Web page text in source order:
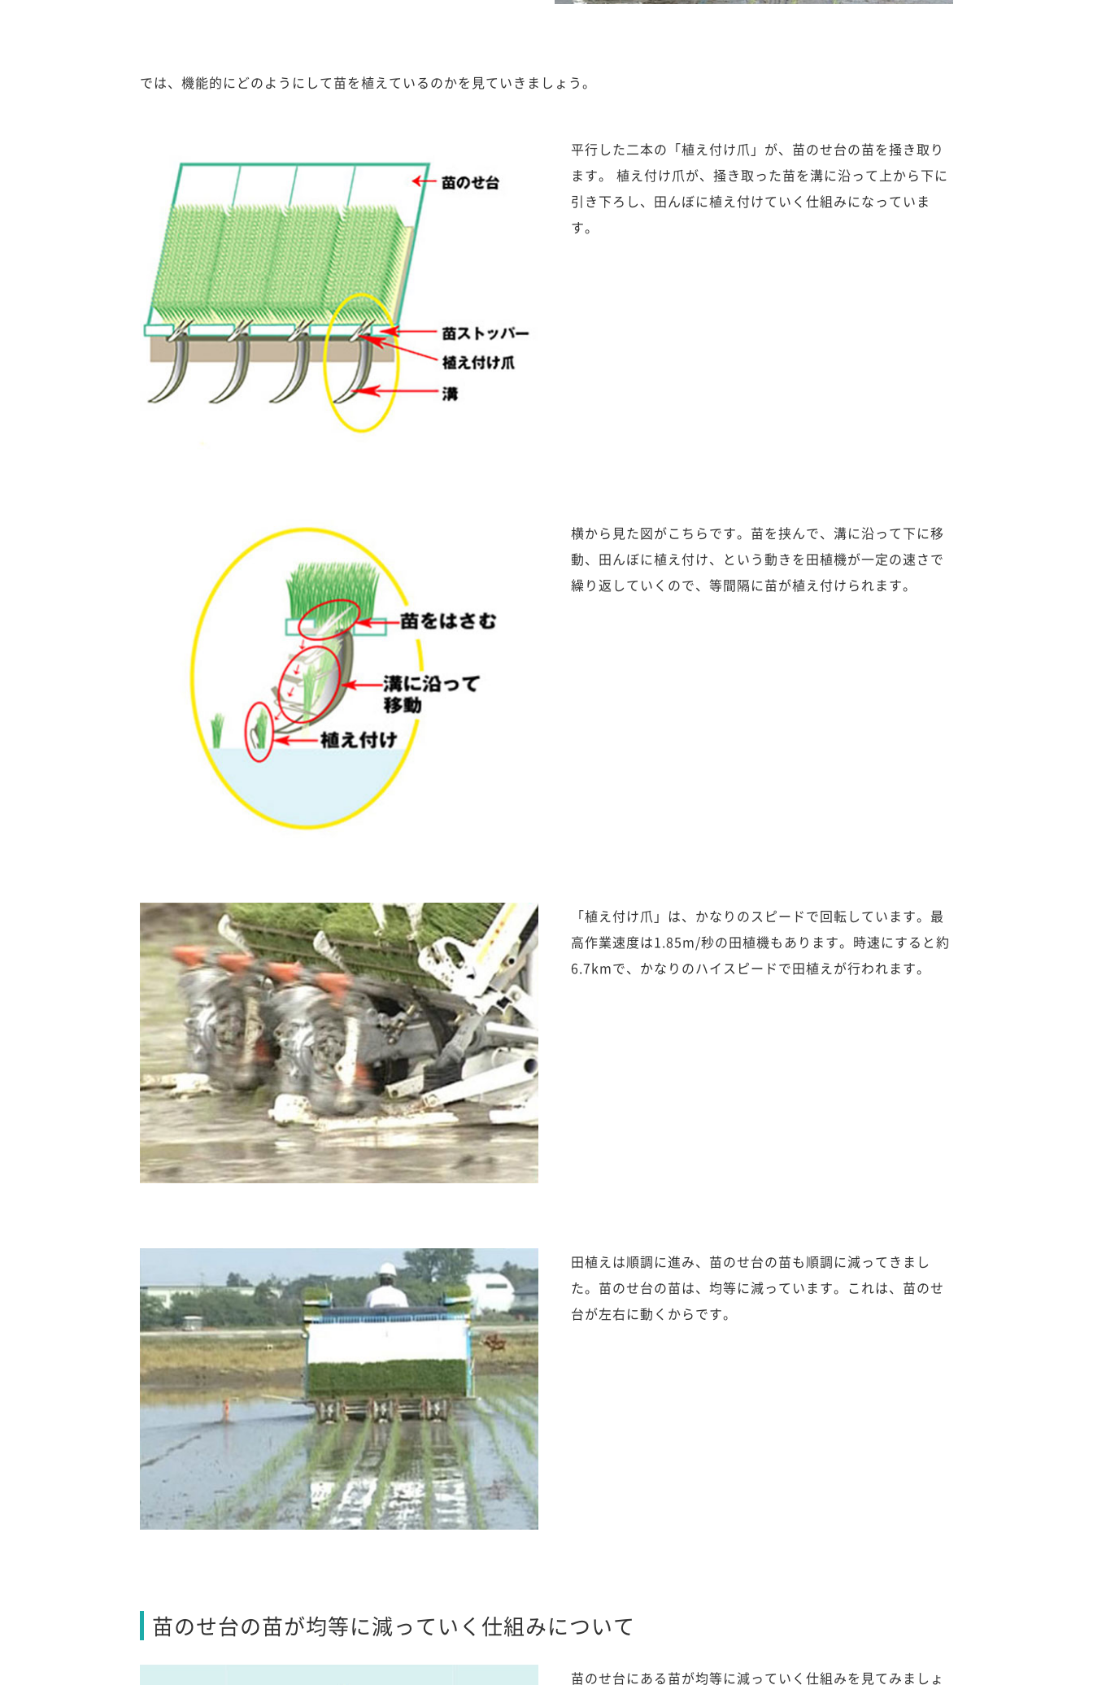
では、機能的にどのようにして苗を植えているのかを見ていきましょう。
平行した二本の「植え付け爪」が、苗のせ台の苗を掻き取り
ます。 植え付け爪が、掻き取った苗を溝に沿って上から下に
引き下ろし、田んぼに植え付けていく仕組みになっていま
す。
横から見た図がこちらです。苗を挟んで、溝に沿って下に移
動、田んぼに植え付け、という動きを田植機が一定の速さで
繰り返していくので、等間隔に苗が植え付けられます。
「植え付け爪」は、かなりのスピードで回転しています。最
高作業速度は1.85m/秒の田植機もあります。時速にすると約
6.7kmで、かなりのハイスピードで田植えが行われます。
田植えは順調に進み、苗のせ台の苗も順調に減ってきまし
た。苗のせ台の苗は、均等に減っています。これは、苗のせ
台が左右に動くからです。
苗のせ台の苗が均等に減っていく仕組みについて
苗のせ台にある苗が均等に減っていく仕組みを見てみましょ